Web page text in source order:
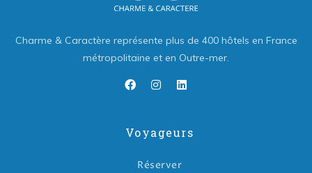
Charme & Caractère représente plus de 400 hôtels en France
métropolitaine et en Outre-mer.
Voyageurs
Réserver